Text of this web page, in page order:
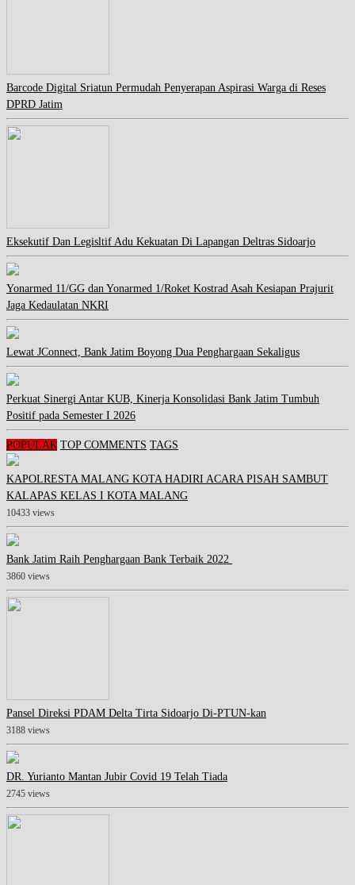
Barcode Digital Sriatun Permudah Penyerapan Aspirasi Warga di Reses
DPRD Jatim
Eksekutif Dan Legisltif Adu Kekuatan Di Lapangan Deltras Sidoarjo
Yonarmed 11/GG dan Yonarmed 1/Roket Kostrad Asah Kesiapan Prajurit
Jaga Kedaulatan NKRI
Lewat JConnect, Bank Jatim Boyong Dua Penghargaan Sekaligus
Perkuat Sinergi Antar KUB, Kinerja Konsolidasi Bank Jatim Tumbuh
Positif pada Semester I 2026
POPULAR TOP COMMENTS TAGS
KAPOLRESTA MALANG KOTA HADIRI ACARA PISAH SAMBUT
KALAPAS KELAS I KOTA MALANG
10433 views
Bank Jatim Raih Penghargaan Bank Terbaik 2022
3860 views
Pansel Direksi PDAM Delta Tirta Sidoarjo Di-PTUN-kan
3188 views
DR. Yurianto Mantan Jubir Covid 19 Telah Tiada
2745 views